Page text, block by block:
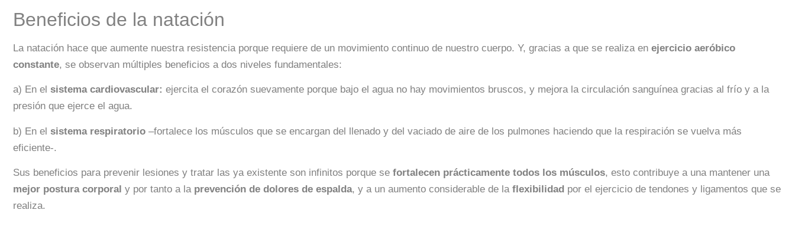
Beneficios de la natación
La natación hace que aumente nuestra resistencia porque requiere de un movimiento continuo de nuestro cuerpo. Y, gracias a que se realiza en ejercicio aeróbico
constante, se observan múltiples beneficios a dos niveles fundamentales:
a) En el sistema cardiovascular: ejercita el corazón suevamente porque bajo el agua no hay movimientos bruscos, y mejora la circulación sanguínea gracias al frío y a la
presión que ejerce el agua.
b) En el sistema respiratorio –fortalece los músculos que se encargan del llenado y del vaciado de aire de los pulmones haciendo que la respiración se vuelva más
eficiente-.
Sus beneficios para prevenir lesiones y tratar las ya existente son infinitos porque se fortalecen prácticamente todos los músculos, esto contribuye a una mantener una
mejor postura corporal y por tanto a la prevención de dolores de espalda, y a un aumento considerable de la flexibilidad por el ejercicio de tendones y ligamentos que se
realiza.